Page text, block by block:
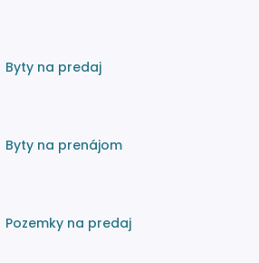
Byty na predaj
Byty na prenájom
Pozemky na predaj